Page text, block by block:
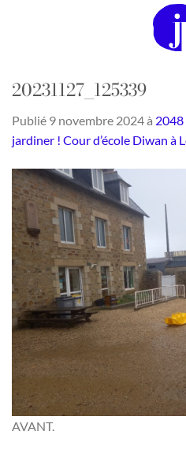
20231127_125339
Publié 9 novembre 2024à
jardiner ! Cour d’école Diwan à
AVANT.